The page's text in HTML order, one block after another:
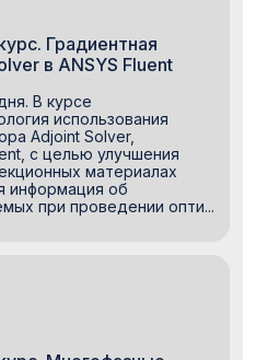
Градиентная
в ANSYS Fluent
В курсе
использования
Adjoint Solver,
с целью улучшения
материалах
информация об
при проведении опти...